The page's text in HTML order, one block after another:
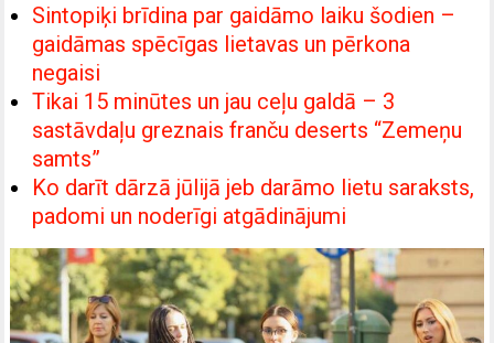
Sintopiķi brīdina par gaidāmo laiku šodien –
gaidāmas spēcīgas lietavas un pērkona
negaisi
Tikai 15 minūtes un jau ceļu galdā – 3
sastāvdaļu greznais franču deserts “Zemeņu
samts”
Ko darīt dārzā jūlijā jeb darāmo lietu saraksts,
padomi un noderīgi atgādinājumi